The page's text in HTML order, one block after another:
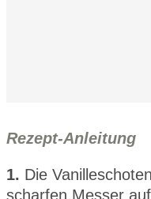
Rezept-Anleitung
1. Die
scharfen Messer